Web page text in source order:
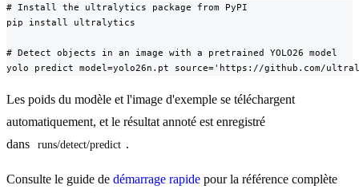
# Install the ultralytics package from PyPI
pip install ultralytics
# Detect objects in an image with a pretrained YOLO26 model
yolo predict model=yolo26n.pt source='https://github.com/
Les poids du modèle et l'image d'exemple se téléchargent
automatiquement, et le résultat annoté est enregistré
dans
runs/detect/predict .
Consulte le guide de démarrage rapide pour la référence complète